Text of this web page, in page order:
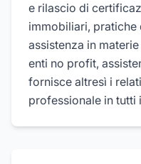
e rilascio di
immobiliari,
assistenza in
enti no profit,
fornisce altresì i
professionale in tutti